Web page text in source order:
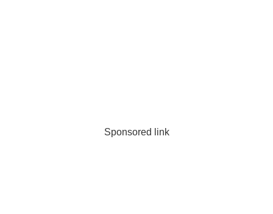
Sponsored link